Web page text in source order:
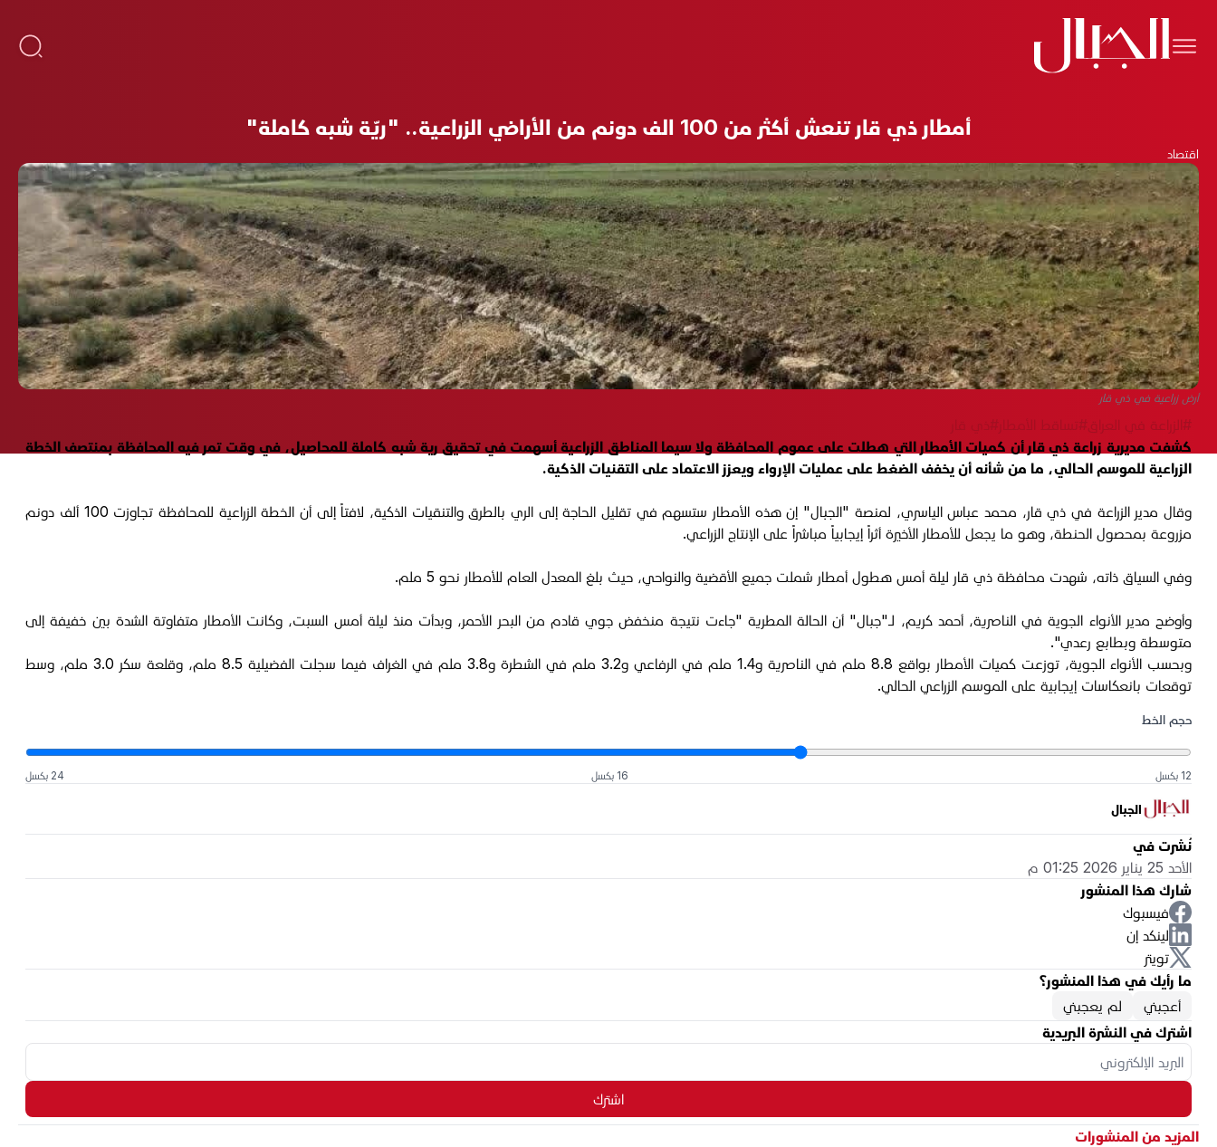
أمطار ذي قار تنعش أكثر من 100 الف دونم من الأراضي الزراعية.. "ريّة شبه كاملة"
اقتصاد
أرض زراعية في ذي قار
#الزراعة في العراق#تساقط الأمطار #ذي قار
كشفت مديرية زراعة ذي قار أن كميات الأمطار التي هطلت على عموم المحافظة ولا سيما المناطق الزراعية أسهمت في تحقيق رية شبه كاملة للمحاصيل، في وقت تمر فيه المحافظة بمنتصف الخطة
الزراعية للموسم الحالي، ما من شأنه أن يخفف الضغط على عمليات الإرواء ويعزز الاعتماد على التقنيات الذكية.
وقال مدير الزراعة في ذي قار، محمد عباس الياسري، لمنصة "الجبال" إن هذه الأمطار ستسهم في تقليل الحاجة إلى الري بالطرق والتنقيات الذكية، لافتاً إلى أن الخطة الزراعية للمحافظة تجاوزت 100 ألف دونم
مزروعة بمحصول الحنطة، وهو ما يجعل للأمطار الأخيرة أثراً إيجابياً مباشراً على الإنتاج الزراعي.
وفي السياق ذاته، شهدت محافظة ذي قار ليلة أمس هطول أمطار شملت جميع الأقضية والنواحي، حيث بلغ المعدل العام للأمطار نحو 5 ملم.
وأوضح مدير الأنواء الجوية في الناصرية، أحمد كريم، لـ"جبال" أن الحالة المطرية "جاءت نتيجة منخفض جوي قادم من البحر الأحمر، وبدأت منذ ليلة أمس السبت، وكانت الأمطار متفاوتة الشدة بين خفيفة إلى
متوسطة وبطابع رعدي".
وبحسب الأنواء الجوية، توزعت كميات الأمطار بواقع 8.8 ملم في الناصرية و1.4 ملم في الرفاعي و3.2 ملم في الشطرة و3.8 ملم في الغراف فيما سجلت الفضيلية 8.5 ملم، وقلعة سكر 3.0 ملم، وسط
توقعات بانعكاسات إيجابية على الموسم الزراعي الحالي.
حجم الخط
12 بكسل 16 بكسل 24 بكسل
الجبال
نُشرت في
الأحد 25 يناير 2026 01:25 م
شارك هذا المنشور
فيسبوك
لينكد إن
تويتر
ما رأيك في هذا المنشور؟
أعجبني
لم يعجبني
اشترك في النشرة البريدية
اشترك
المزيد من المنشورات